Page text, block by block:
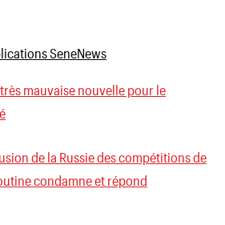
mauvaise nouvelle pour le
de la Russie des compétitions de
condamne et répond